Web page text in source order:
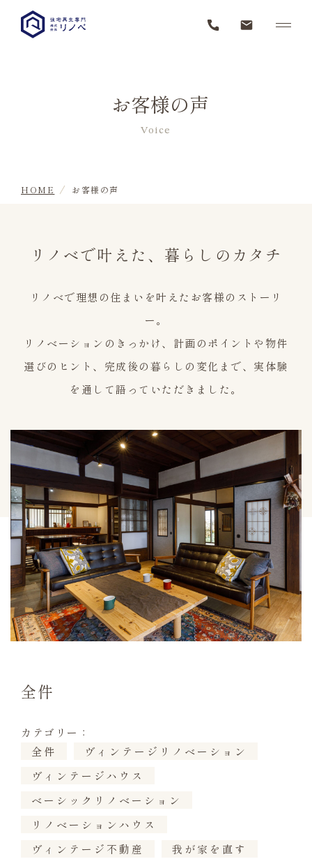
お客様の声
Voice
HOME お客様の声
リノベで叶えた、暮らしのカタチ
リノベで理想の住まいを叶えたお客様のストーリ
ー。
リノベーションのきっかけ、計画のポイントや物件
選びのヒント、完成後の暮らしの変化まで、実体験
を通して語っていただきました。
全件
カテゴリー：
全件
ヴィンテージリノベーション
ヴィンテージハウス
ベーシックリノベーション
リノベーションハウス
ヴィンテージ不動産
我が家を直す